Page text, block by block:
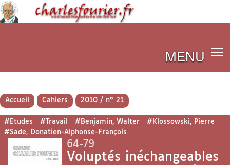
MENU
Accueil Cahiers 2010 / n° 21
#Etudes #Travail #Benjamin, Walter
#Klossowski, Pierre
#Sade, Donatien-Alphonse-François
64-79
Voluptés inéchangeables